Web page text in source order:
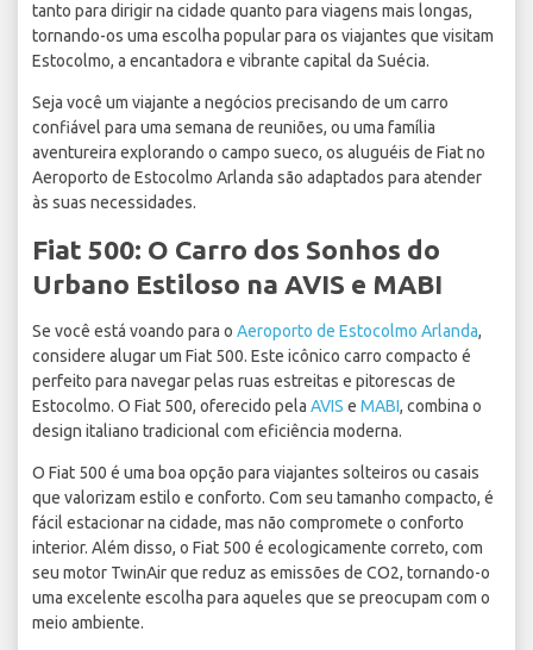
tanto para dirigir na cidade quanto para viagens mais longas,
tornando-os uma escolha popular para os viajantes que visitam
Estocolmo, a encantadora e vibrante capital da Suécia.
Seja você um viajante a negócios precisando de um carro
confiável para uma semana de reuniões, ou uma família
aventureira explorando o campo sueco, os aluguéis de Fiat no
Aeroporto de Estocolmo Arlanda são adaptados para atender
às suas necessidades.
Fiat 500: O Carro dos Sonhos do
Urbano Estiloso na AVIS e MABI
Se você está voando para o Aeroporto de Estocolmo Arlanda,
considere alugar um Fiat 500. Este icônico carro compacto é
perfeito para navegar pelas ruas estreitas e pitorescas de
Estocolmo. O Fiat 500, oferecido pela AVIS e MABI, combina o
design italiano tradicional com eficiência moderna.
O Fiat 500 é uma boa opção para viajantes solteiros ou casais
que valorizam estilo e conforto. Com seu tamanho compacto, é
fácil estacionar na cidade, mas não compromete o conforto
interior. Além disso, o Fiat 500 é ecologicamente correto, com
seu motor TwinAir que reduz as emissões de CO2, tornando-o
uma excelente escolha para aqueles que se preocupam com o
meio ambiente.